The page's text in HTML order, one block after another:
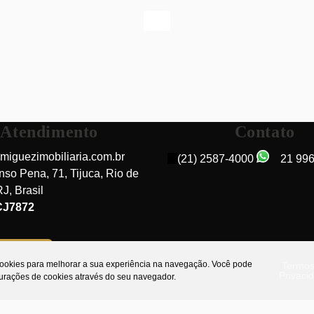
para melhorar a sua experiência na navegação. Você pode
de cookies através do seu navegador.
Atendimento
Pena, 71, Tijuca, Rio de
, Brasil
Contato
(21) 2587-4000 21